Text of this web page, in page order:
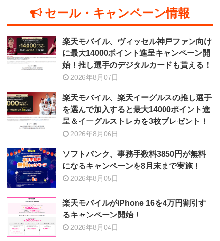
セール・キャンペーン情報
楽天モバイル、ヴィッセル神戸ファン向け
に最大14000ポイント進呈キャンペーン開
始！推し選手のデジタルカードも貰える！
2026年8月07日
楽天モバイル、楽天イーグルスの推し選手
を選んで加入すると最大14000ポイント進
呈＆イーグルストレカを3枚プレゼント！
2026年8月06日
ソフトバンク、事務手数料3850円が無料
になるキャンペーンを8月末まで実施！
2026年8月05日
楽天モバイルがiPhone 16を4万円割引す
るキャンペーン開始！
2026年8月04日